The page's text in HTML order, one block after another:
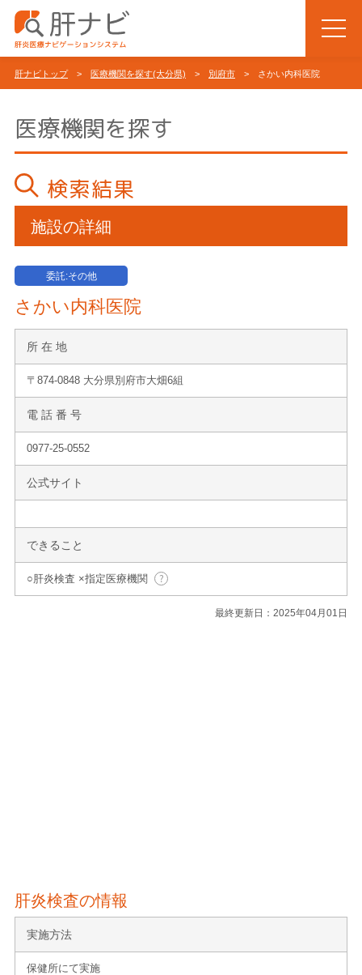
肝ナビトップ> 医療機関を探す(大分県) > 別府市 > さかい内科医院
医療機関を探す
検索結果
施設の詳細
委託:その他
さかい内科医院
所 在 地
〒874-0848 大分県別府市大畑6組
電 話 番 号
0977-25-0552
公式サイト
できること
○肝炎検査 ×指定医療機関
最終更新日：2025年04月01日
肝炎検査の情報
実施方法
保健所にて実施